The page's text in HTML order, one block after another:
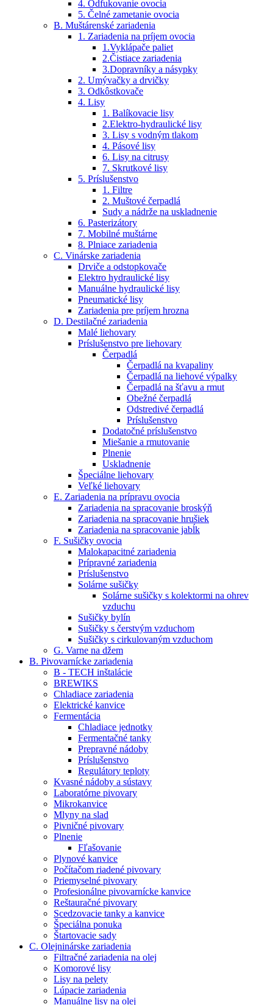
4. Odfukovanie ovocia
5. Čelné zametanie ovocia
B. Muštárenské zariadenia
1. Zariadenia na príjem ovocia
1.Vyklápače paliet
2.Čistiace zariadenia
3.Dopravníky a násypky
2. Umývačky a drvičky
3. Odkôstkovače
4. Lisy
1. Balíkovacie lisy
2.Elektro-hydraulické lisy
3. Lisy s vodným tlakom
4. Pásové lisy
6. Lisy na citrusy
7. Skrutkové lisy
5. Príslušenstvo
1. Filtre
2. Muštové čerpadlá
Sudy a nádrže na uskladnenie
6. Pasterizátory
7. Mobilné muštárne
8. Plniace zariadenia
C. Vinárske zariadenia
Drviče a odstopkovače
Elektro hydraulické lisy
Manuálne hydraulické lisy
Pneumatické lisy
Zariadenia pre príjem hrozna
D. Destilačné zariadenia
Malé liehovary
Príslušenstvo pre liehovary
Čerpadlá
Čerpadlá na kvapaliny
Čerpadlá na liehové výpalky
Čerpadlá na šťavu a rmut
Obežné čerpadlá
Odstredivé čerpadlá
Príslušenstvo
Dodatočné príslušenstvo
Miešanie a rmutovanie
Plnenie
Uskladnenie
Špeciálne liehovary
Veľké liehovary
E. Zariadenia na prípravu ovocia
Zariadenia na spracovanie broskýň
Zariadenia na spracovanie hrušiek
Zariadenia na spracovanie jabĺk
F. Sušičky ovocia
Malokapacitné zariadenia
Prípravné zariadenia
Príslušenstvo
Solárne sušičky
Solárne sušičky s kolektormi na ohrev
vzduchu
Sušičky bylín
Sušičky s čerstvým vzduchom
Sušičky s cirkulovaným vzduchom
G. Varne na džem
B. Pivovarnícke zariadenia
B - TECH inštalácie
BREWIKS
Chladiace zariadenia
Elektrické kanvice
Fermentácia
Chladiace jednotky
Fermentačné tanky
Prepravné nádoby
Príslušenstvo
Regulátory teploty
Kvasné nádoby a sústavy
Laboratórne pivovary
Mikrokanvice
Mlyny na slad
Pivničné pivovary
Plnenie
Fľašovanie
Plynové kanvice
Počítačom riadené pivovary
Priemyselné pivovary
Profesionálne pivovarnícke kanvice
Reštauračné pivovary
Scedzovacie tanky a kanvice
Špeciálna ponuka
Štartovacie sady
C. Olejninárske zariadenia
Filtračné zariadenia na olej
Komorové lisy
Lisy na pelety
Lúpacie zariadenia
Manuálne lisy na olej